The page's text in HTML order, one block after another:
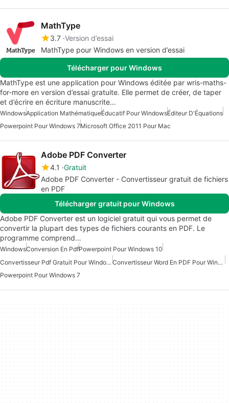
MathType
3.7 Version d’essai
MathType pour Windows en version d’essai
Télécharger pour Windows
MathType est une application pour Windows éditée par wris-maths-
for-more en version d’essai gratuite. Elle permet de créer, de taper
et d’écrire en écriture manuscrite…
WindowsApplication MathématiqueÉducatif Pour WindowsÉditeur D'Équations
Powerpoint Pour Windows 7Microsoft Office 2011 Pour Mac
Adobe PDF Converter
4.1 Gratuit
Adobe PDF Converter - Convertisseur gratuit de fichiers
en PDF
Télécharger gratuit pour Windows
Adobe PDF Converter est un logiciel gratuit qui vous permet de
convertir la plupart des types de fichiers courants en PDF. Le
programme comprend…
WindowsConversion En PdfPowerpoint Pour Windows 10
Convertisseur Pdf Gratuit Pour Windows 7
Convertisseur Word En PDF Pour Windows 10
Powerpoint Pour Windows 7